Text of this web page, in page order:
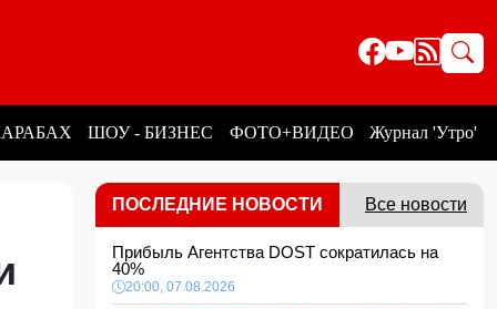
ШОУ - БИЗНЕС ФОТО+ВИДЕО Журнал 'Утро'
ПОСЛЕДНИЕ НОВОСТИ Все новости
Прибыль Агентства DOST сократилась на
40%
20:00, 07.08.2026